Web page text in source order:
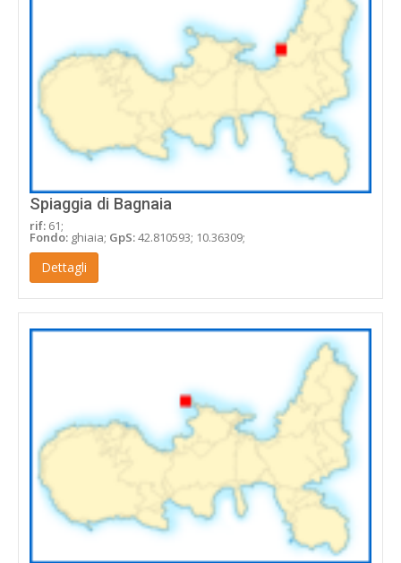
Spiaggia di Bagnaia
rif: 61;
Fondo: ghiaia; GpS:42.810593; 10.36309;
Dettagli